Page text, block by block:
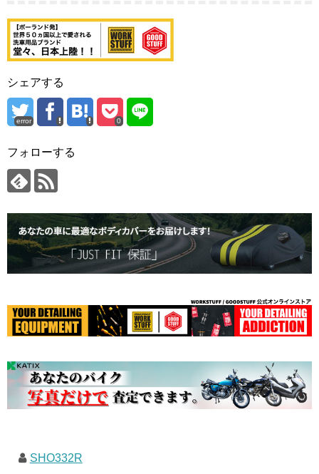
シェアする
error 0
フォローする
SHO332R